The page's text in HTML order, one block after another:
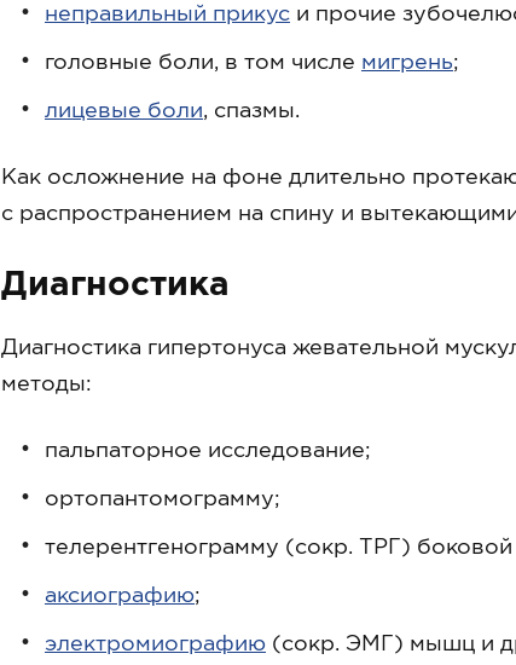
неправильный прикус и прочие
головные боли, в том числе мигрень;
лицевые боли, спазмы.
Как осложнение на фоне длительно
с распространением на спину и
Диагностика
Диагностика гипертонуса жевательной
методы:
пальпаторное исследование;
ортопантомограмму;
телерентгенограмму (сокр. ТРГ)
аксиографию;
электромиографию (сокр. ЭМГ) мышц и